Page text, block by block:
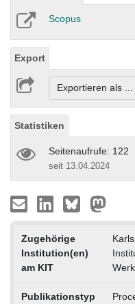
Scopus
Export
Exportieren als
Statistiken
Seitenaufrufe: 122
seit 13.04.2024
Zugehörige
Institution(en)
am KIT
Publikationstyp